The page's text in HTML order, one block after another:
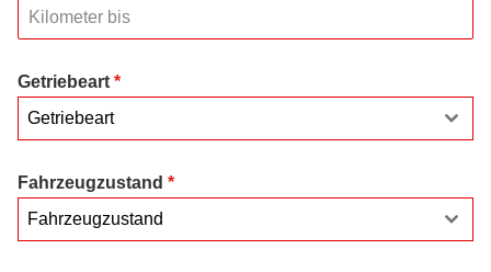
Getriebeart *
Getriebeart
Fahrzeugzustand *
Fahrzeugzustand